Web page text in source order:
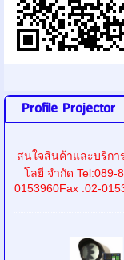
Profile Projector
สนใจสินค้าและบริกา
โลยี จำกัด Tel:089-
0153960Fax :02-